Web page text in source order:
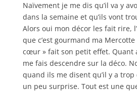
Naïvement je me dis qu’il va y
dans la semaine et qu’ils vont
Alors oui mon décor les fait rire,
que c’est gourmand ma
cœur » fait son petit effet. Quant
me fais descendre sur la déco.
quand ils me disent qu’il y a
un peu surprise. Tout est une